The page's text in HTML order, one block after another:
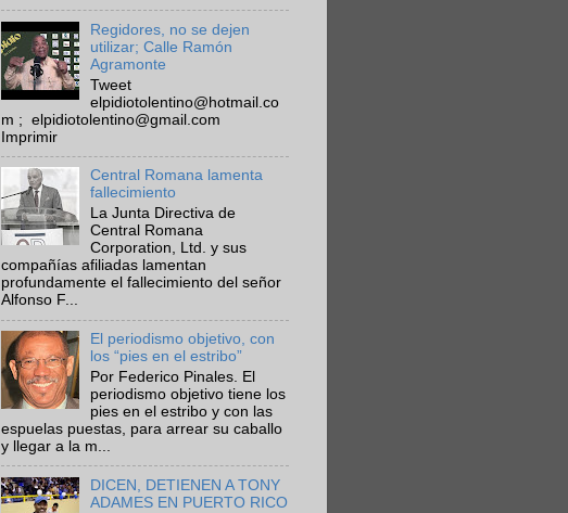
Regidores, no se dejen
utilizar; Calle Ramón
Agramonte
Tweet
elpidiotolentino@hotmail.co
m ; elpidiotolentino@gmail.com
Imprimir
Central Romana lamenta
fallecimiento
La Junta Directiva de
Central Romana
Corporation, Ltd. y sus
compañías afiliadas lamentan
profundamente el fallecimiento del señor
Alfonso F...
El periodismo objetivo, con
los “pies en el estribo”
Por Federico Pinales. El
periodismo objetivo tiene los
pies en el estribo y con las
espuelas puestas, para arrear su caballo
y llegar a la m...
DICEN, DETIENEN A TONY
ADAMES EN PUERTO RICO